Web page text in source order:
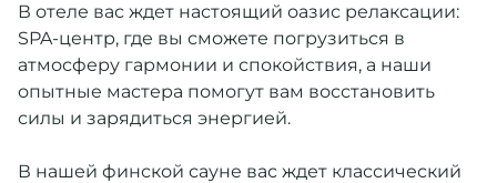
В отеле вас ждет настоящий оазис релаксации:
SPA-центр, где вы сможете погрузиться в
атмосферу гармонии и спокойствия, а наши
опытные мастера помогут вам восстановить
силы и зарядиться энергией.
В нашей финской сауне вас ждет классический